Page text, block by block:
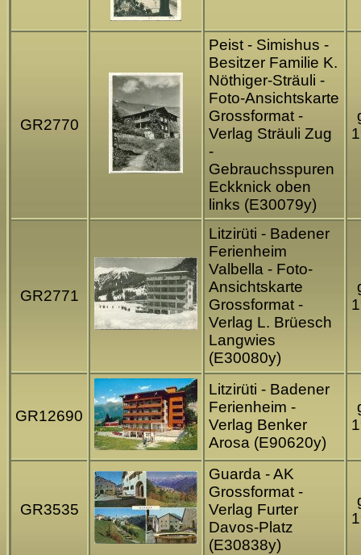
GR2770
Peist - Simishus -
Besitzer Familie K.
Nöthiger-Sträuli -
Foto-Ansichtskarte
Grossformat -
Verlag Sträuli Zug
-
Gebrauchsspuren
Eckknick oben
links (E30079y)
GR2771
Litzirüti - Badener
Ferienheim
Valbella - Foto-
Ansichtskarte
Grossformat -
Verlag L. Brüesch
Langwies
(E30080y)
GR12690
Litzirüti - Badener
Ferienheim -
Verlag Benker
Arosa (E90620y)
GR3535
Guarda - AK
Grossformat -
Verlag Furter
Davos-Platz
(E30838y)